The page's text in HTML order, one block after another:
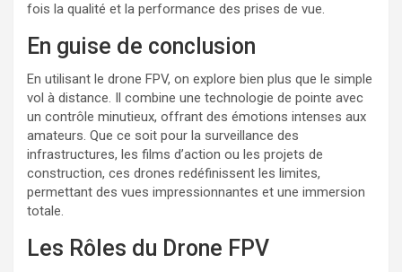
fois la qualité et la performance des prises de vue.
En guise de conclusion
En utilisant le drone FPV, on explore bien plus que le simple
vol à distance. Il combine une technologie de pointe avec
un contrôle minutieux, offrant des émotions intenses aux
amateurs. Que ce soit pour la surveillance des
infrastructures, les films d’action ou les projets de
construction, ces drones redéfinissent les limites,
permettant des vues impressionnantes et une immersion
totale.
Les Rôles du Drone FPV